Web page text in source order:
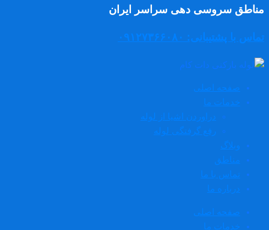
مناطق سروسی دهی سراسر ایران
تماس با پشتیبانی: ۰۹۱۲۷۳۶۶۰۸۰
صفحه اصلی
خدمات ما
دراوردن اشیا از لوله
رفع گرفتگی لوله
وبلاگ
مناطق
تماس با ما
درباره ما
صفحه اصلی
خدمات ما